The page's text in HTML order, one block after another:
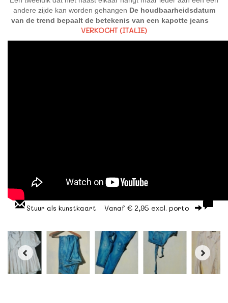
andere zijde kan worden gehangen De houdbaarheidsdatum
van de trend bepaalt de betekenis van een kapotte jeans
VERKOCHT (ITALIE)
Stuur als kunstkaart Vanaf € 2,95 excl. porto